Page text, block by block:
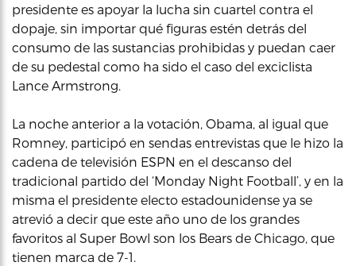
presidente es apoyar la lucha sin cuartel contra el
dopaje, sin importar qué figuras estén detrás del
consumo de las sustancias prohibidas y puedan caer
de su pedestal como ha sido el caso del exciclista
Lance Armstrong.
La noche anterior a la votación, Obama, al igual que
Romney, participó en sendas entrevistas que le hizo la
cadena de televisión ESPN en el descanso del
tradicional partido del ‘Monday Night Football’, y en la
misma el presidente electo estadounidense ya se
atrevió a decir que este año uno de los grandes
favoritos al Super Bowl son los Bears de Chicago, que
tienen marca de 7-1.